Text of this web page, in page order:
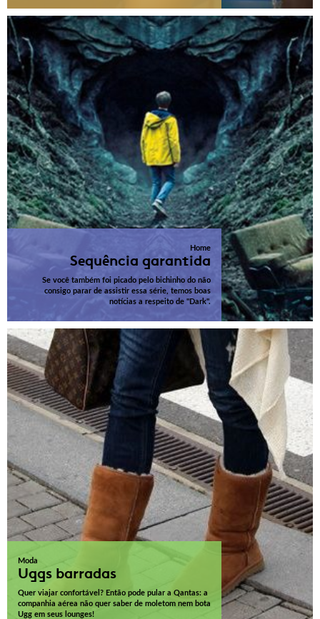
Home
Sequência garantida
Se você também foi picado pelo bichinho do não
consigo parar de assistir essa série, temos boas
notícias a respeito de "Dark".
Moda
Uggs barradas
Quer viajar confortável? Então pode pular a Qantas: a
companhia aérea não quer saber de moletom nem bota
Ugg em seus lounges!